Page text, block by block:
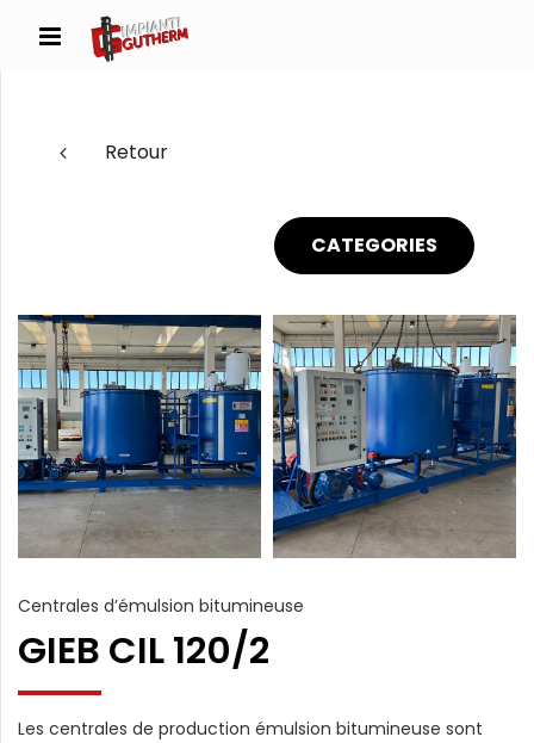
Retour
CATEGORIES
Centrales d’émulsion bitumineuse
GIEB CIL 120/2
Les centrales de production émulsion bitumineuse sont